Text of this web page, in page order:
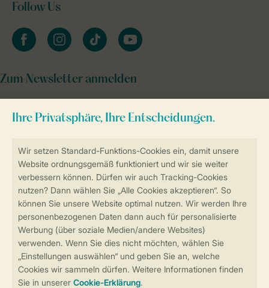
Sicherstellung Deiner Privatsphäre
Sicher und schnell zur Online-Buchung
Sichere Datenübertragung
Sicheres Bezahlen
Follow Us
facebookinstagramtiktok youtube
Zum Newsletter anmelden